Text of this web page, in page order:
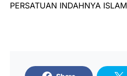
PERSATUAN INDAHNYA ISLAM